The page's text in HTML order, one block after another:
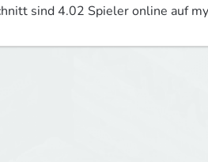
sind 4.02 Spieler online auf